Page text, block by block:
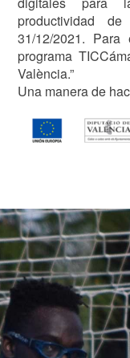
productividad
31/12/2021.
programa
València.”
Una manera de
Image